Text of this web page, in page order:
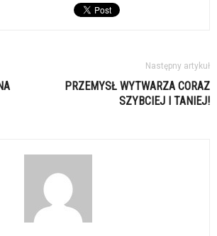
Następny artykuł
PRZEMYSŁ WYTWARZA CORAZ
SZYBCIEJ I TANIEJ!